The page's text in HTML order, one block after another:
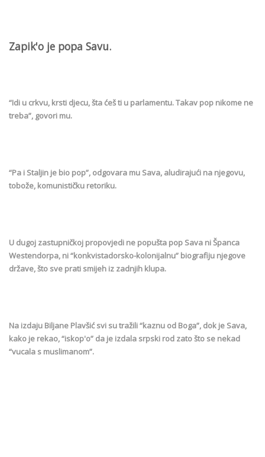
Zapik'o je popa Savu.
“Idi u crkvu, krsti djecu, šta ćeš ti u parlamentu. Takav pop nikome ne
treba”, govori mu.
“Pa i Staljin je bio pop”, odgovara mu Sava, aludirajući na njegovu,
tobože, komunističku retoriku.
U dugoj zastupničkoj propovjedi ne popušta pop Sava ni Španca
Westendorpa, ni “konkvistadorsko-kolonijalnu” biografiju njegove
države, što sve prati smijeh iz zadnjih klupa.
Na izdaju Biljane Plavšić svi su tražili “kaznu od Boga”, dok je Sava,
kako je rekao, “iskop'o” da je izdala srpski rod zato što se nekad
“vucala s muslimanom”.